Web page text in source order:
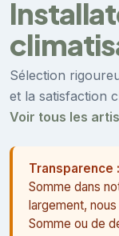
Sélection
et la satisfaction
Voir tous les
Transparence :
Somme dans
largement,
Somme ou de